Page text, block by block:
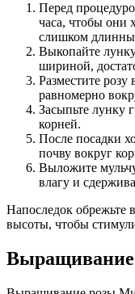
Перед
часа, чтобы они
слишком
Выкопайте
шириной,
Разместите розу
равномерно
Засыпьте лунку
корней.
После посадки
почву вокруг
Выложите
влагу и
Напоследок обрежьте
высоты, чтобы
Выращивание